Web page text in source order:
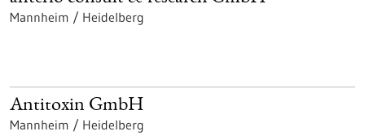
Mannheim / Heidelberg
Antitoxin GmbH
Mannheim / Heidelberg